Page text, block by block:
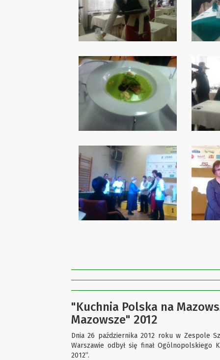
"Kuchnia Polska na
Mazowsze" 2012
Dnia 26 października 2012 roku w Zespole
Warszawie odbył się finał Ogólnopolskiego
2012”.